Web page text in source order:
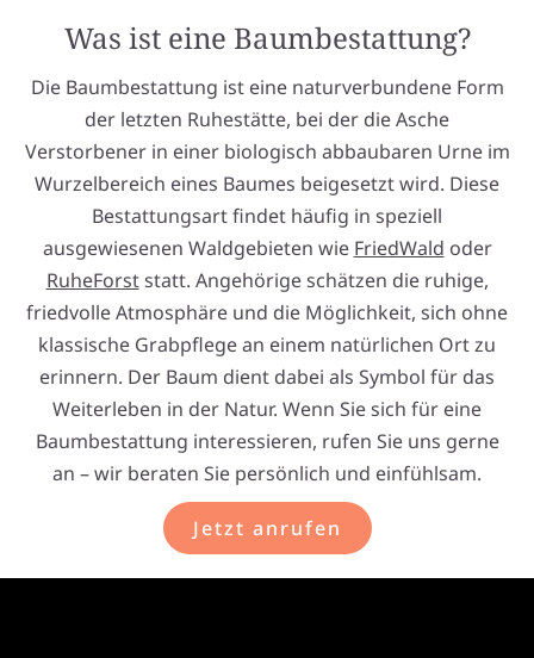
Was ist eine Baumbestattung?
Die Baumbestattung ist eine naturverbundene Form
der letzten Ruhestätte, bei der die Asche
Verstorbener in einer biologisch abbaubaren Urne im
Wurzelbereich eines Baumes beigesetzt wird. Diese
Bestattungsart findet häufig in speziell
ausgewiesenen Waldgebieten wie FriedWald oder
RuheForststatt. Angehörige schätzen die ruhige,
friedvolle Atmosphäre und die Möglichkeit, sich ohne
klassische Grabpflege an einem natürlichen Ort zu
erinnern. Der Baum dient dabei als Symbol für das
Weiterleben in der Natur. Wenn Sie sich für eine
Baumbestattung interessieren, rufen Sie uns gerne
an – wir beraten Sie persönlich und einfühlsam.
Jetzt anrufen